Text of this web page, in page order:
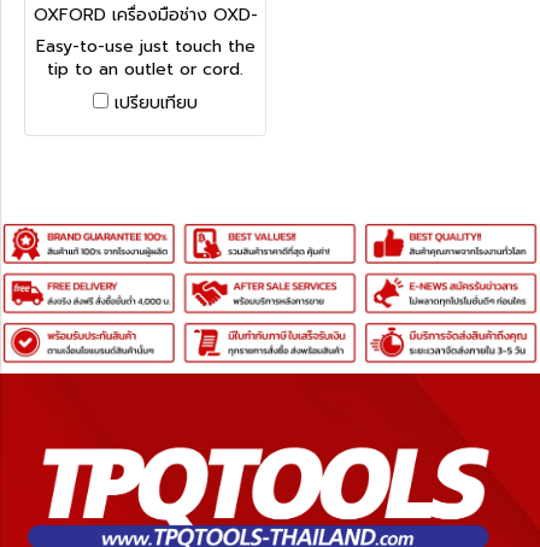
OXFORD เครื่องมือช่าง OXD-
516-1336M
Easy-to-use just touch the
tip to an outlet or cord.
When it glows red, you
know there is voltage in
the line.
เปรียบเทียบ